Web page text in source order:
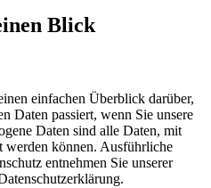
Blick
einfachen Überblick darüber,
Daten passiert, wenn Sie unsere
Daten sind alle Daten, mit
werden können. Ausführliche
entnehmen Sie unserer